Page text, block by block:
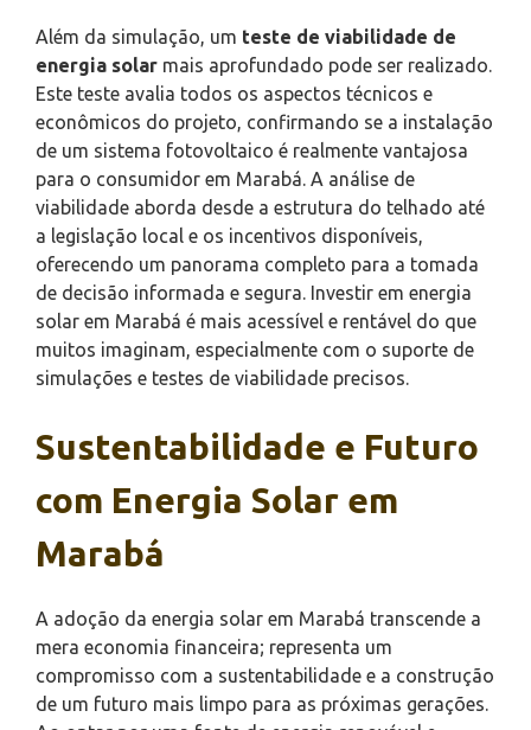
Além da simulação, um teste de viabilidade de
energia solar mais aprofundado pode ser realizado.
Este teste avalia todos os aspectos técnicos e
econômicos do projeto, confirmando se a instalação
de um sistema fotovoltaico é realmente vantajosa
para o consumidor em Marabá. A análise de
viabilidade aborda desde a estrutura do telhado até
a legislação local e os incentivos disponíveis,
oferecendo um panorama completo para a tomada
de decisão informada e segura. Investir em energia
solar em Marabá é mais acessível e rentável do que
muitos imaginam, especialmente com o suporte de
simulações e testes de viabilidade precisos.
Sustentabilidade e Futuro
com Energia Solar em
Marabá
A adoção da energia solar em Marabá transcende a
mera economia financeira; representa um
compromisso com a sustentabilidade e a construção
de um futuro mais limpo para as próximas gerações.